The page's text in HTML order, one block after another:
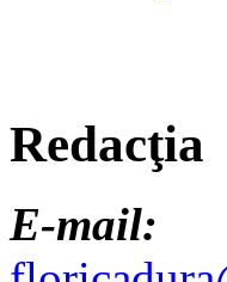
Redacţia
E-mail: